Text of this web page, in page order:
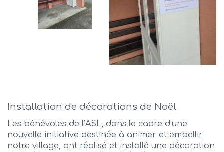
Installation de décorations de Noël
Les bénévoles de l’ASL, dans le cadre d’une
nouvelle initiative destinée à animer et embellir
notre village, ont réalisé et installé une décoration